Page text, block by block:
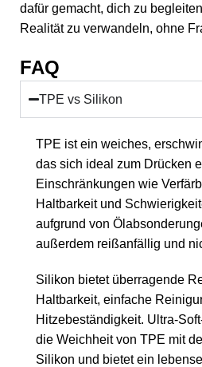
dafür gemacht, dich zu
Realität zu verwandeln, ohne
FAQ
TPE vs Silikon
TPE ist ein weiches,
das sich ideal zum Drücken
Einschränkungen wie
Haltbarkeit und
aufgrund von
außerdem reißanfällig und
Silikon bietet überragende
Haltbarkeit, einfache
Hitzebeständigkeit. Ultra-
die Weichheit von TPE mit
Silikon und bietet ein